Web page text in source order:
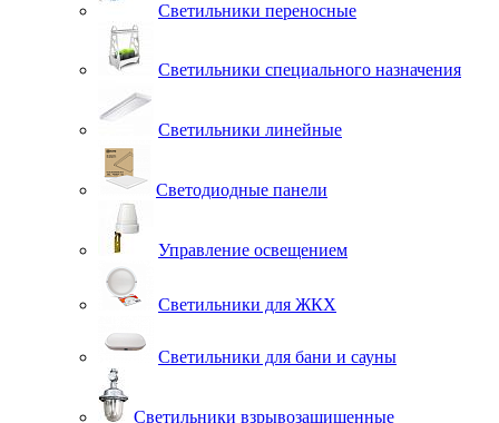
Светильники переносные
Светильники специального назначения
Светильники линейные
Светодиодные панели
Управление освещением
Светильники для ЖКХ
Светильники для бани и сауны
Светильники взрывозащищенные